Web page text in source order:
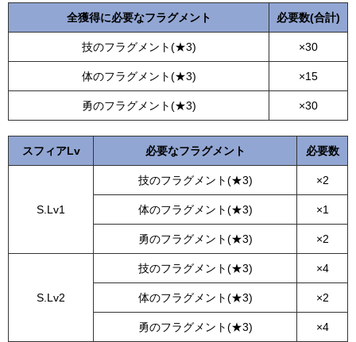
全獲得に必要なフラグメント 必要数(合計)
技のフラグメント(★3) ×30
体のフラグメント(★3) ×15
勇のフラグメント(★3) ×30
スフィアLv 必要なフラグメント 必要数
S.Lv1
技のフラグメント(★3) ×2
体のフラグメント(★3) ×1
勇のフラグメント(★3) ×2
S.Lv2
技のフラグメント(★3) ×4
体のフラグメント(★3) ×2
勇のフラグメント(★3) ×4